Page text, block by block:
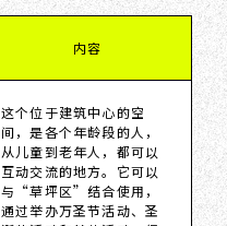
内容
这个位于建筑中心的空
间，是各个年龄段的人，
从儿童到老年人，都可以
互动交流的地方。它可以
与“草坪区”结合使用，
通过举办万圣节活动、圣